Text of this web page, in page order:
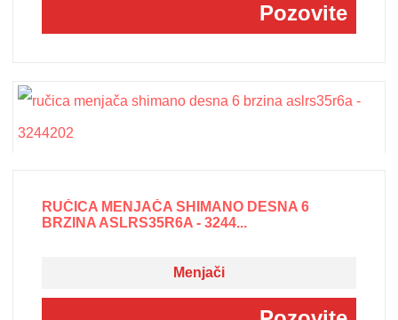
Pozovite
RUČICA MENJAČA SHIMANO DESNA 6
BRZINA ASLRS35R6A - 3244...
Menjači